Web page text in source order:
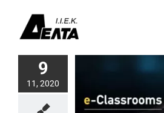
περιεχόμενο
9
11, 2020